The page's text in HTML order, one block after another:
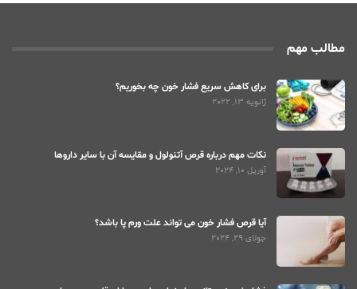
مطالب مهم
برای کاهش سریع فشار خون چه بخوریم؟
ژانویه 13, 2022
نکات مهم درباره قرص آتنولول و مقایسه آن با سایر داروها
آوریل 10, 2024
آیا قرص فشار خون می تواند علت ورم پا باشد؟
جولای 29, 2024